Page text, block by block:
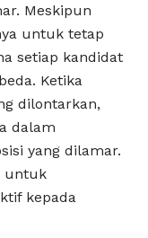
Meskipun
untuk tetap
setiap kandidat
Ketika
dilontarkan,
dalam
yang dilamar.
untuk
kepada